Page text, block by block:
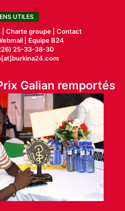
UTILES
Charte groupe | Contact
|
Equipe B24
25-33-38-30
Galian remportés